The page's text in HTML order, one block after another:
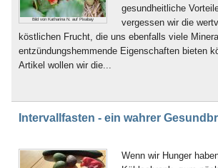
Bild von Katharina N. auf Pixabay
gesundheitliche
vergessen wir die
köstlichen Frucht, die uns ebenfalls viele
entzündungshemmende Eigenschaften bieten
Artikel wollen wir die...
Intervallfasten - ein wahrer
Wenn wir Hunger